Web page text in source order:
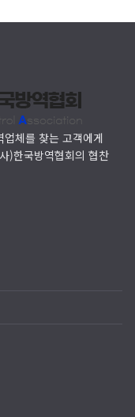
체를 찾는 고객에게
)한국방역협회의 협찬